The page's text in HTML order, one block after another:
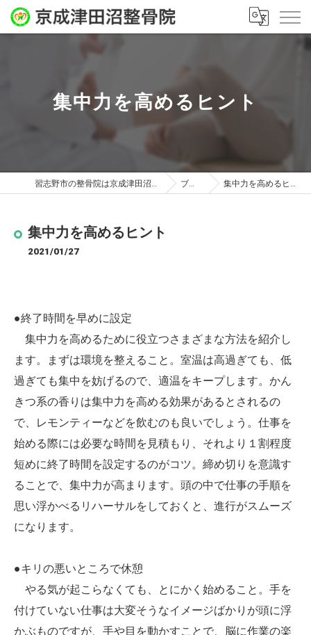
集中力を高めるヒント
習志野市の整骨院は京成津田沼整骨院 ブログ 集中力を高めるヒント
集中力を高めるヒント
2021/01/27
●終了時間を早めに設定
集中力を高めるために役立つさまざまな方法を紹介し
ます。まずは環境を整えること。室温は高過ぎても、低
過ぎても集中を妨げるので、適温をキープします。かん
きつ系の香りは集中力を高める効果があるとされるの
で、レモンティーなどを飲むのも良いでしょう。仕事を
始める際には必要な時間を見積もり、それより１割程度
短めに終了時間を設定するのがコツ。締め切りを意識す
ることで、集中力が高まります。頭の中で仕事の手順を
思い浮かべるリハーサルをしておくと、進行がスムーズ
になります。
●キリの悪いところで休憩
やる気が起こらなくても、とにかく始めること。手を
付けていない仕事は大変そうなイメージばかりが頭に浮
かぶものですが、手や目を動かすことで、脳に作業の楽